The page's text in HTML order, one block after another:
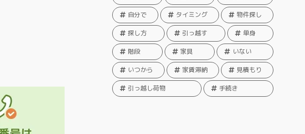
自分で タイミング 物件探し
探し方 引っ越す 単身
階段 家具 いない
いつから 家賃滞納 見積もり
引っ越し荷物 手続き